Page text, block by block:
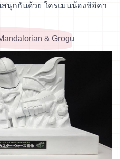
นุกกันด้วย ใครเมนน้องชิอิคา
& Grogu